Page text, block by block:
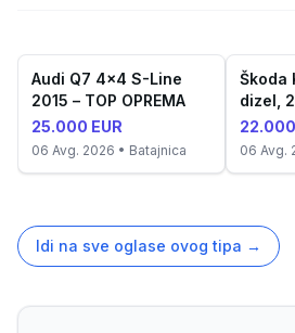
Audi Q7 4x4 S-Line
2015 – TOP OPREMA
25.000 EUR
06 Avg. 2026 • Batajnica
Škoda
dizel,
godište
22.000
06 Avg.
Idi na sve oglase ovog tipa →